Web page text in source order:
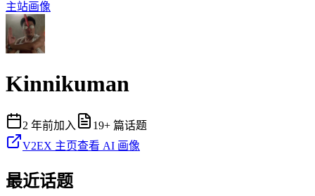
主站画像
Kinnikuman
2 年前加入 19+ 篇话题
V2EX 主页查看 AI 画像
最近话题